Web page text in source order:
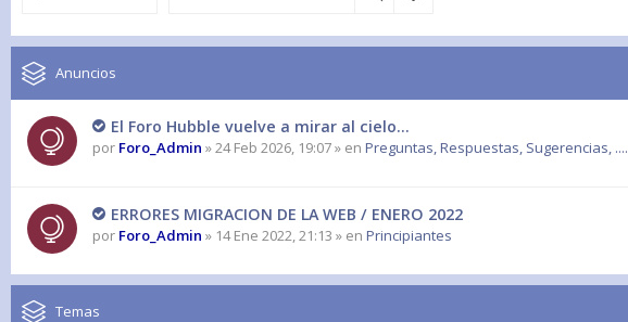
Anuncios
El Foro Hubble vuelve a mirar al cielo...
por Foro_Admin » 24 Feb 2026, 19:07 » en Preguntas, Respuestas, Sugerencias, ....
ERRORES MIGRACION DE LA WEB / ENERO 2022
por Foro_Admin » 14 Ene 2022, 21:13 » en Principiantes
Temas